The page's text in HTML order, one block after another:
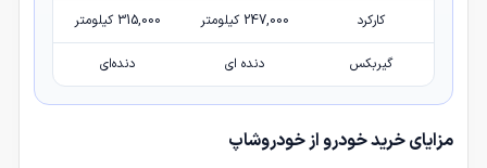
کارکرد 247,000 کیلومتر 315,000 کیلومتر
گیربکس دنده ای دنده‌ای
مزایای خرید خودرو از خودروشاپ